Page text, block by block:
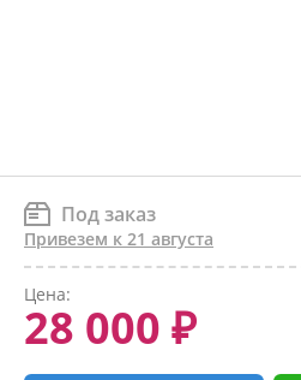
Под заказ
Привезем к 21 августа
Цена:
28 000 ₽